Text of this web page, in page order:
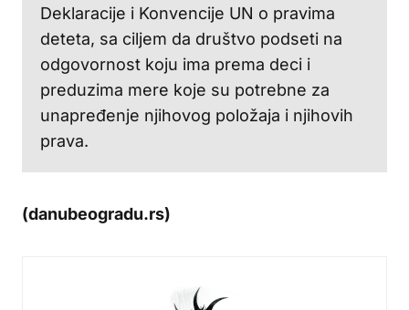
Deklaracije i Konvencije UN o pravima
deteta, sa ciljem da društvo podseti na
odgovornost koju ima prema deci i
preduzima mere koje su potrebne za
unapređenje njihovog položaja i njihovih
prava.
(danubeogradu.rs)